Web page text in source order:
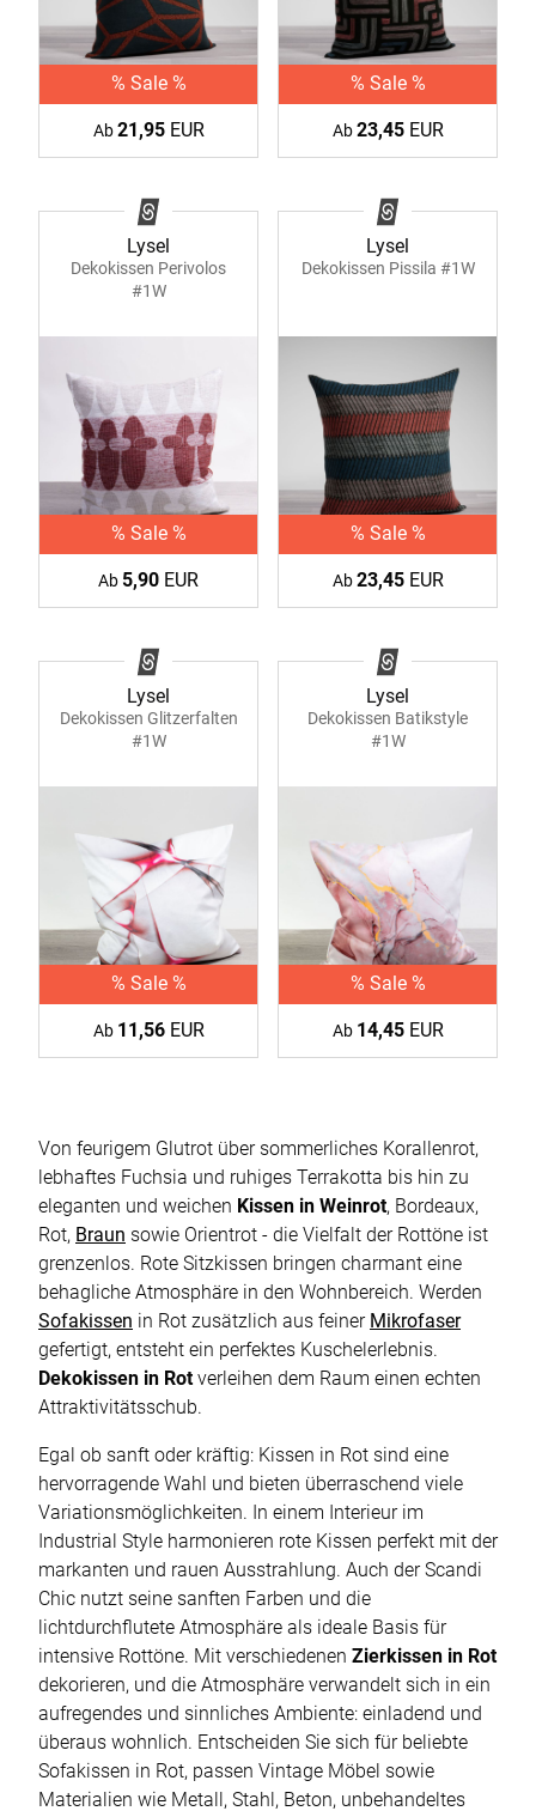
% Sale %
Ab21,95EUR
% Sale %
Ab23,45EUR
Lysel
Dekokissen Perivolos
#1W
% Sale %
Ab 5,90 EUR
Lysel
Dekokissen Pissila #1W
% Sale %
Ab23,45EUR
Lysel
Dekokissen Glitzerfalten
#1W
% Sale %
Ab 11,56EUR
Lysel
Dekokissen Batikstyle
#1W
% Sale %
Ab 14,45EUR
Von feurigem Glutrot über sommerliches Korallenrot,
lebhaftes Fuchsia und ruhiges Terrakotta bis hin zu
eleganten und weichen Kissen in Weinrot, Bordeaux,
Rot, Braun sowie Orientrot - die Vielfalt der Rottöne ist
grenzenlos. Rote Sitzkissen bringen charmant eine
behagliche Atmosphäre in den Wohnbereich. Werden
Sofakissen in Rot zusätzlich aus feiner Mikrofaser
gefertigt, entsteht ein perfektes Kuschelerlebnis.
Dekokissen in Rotverleihen dem Raum einen echten
Attraktivitätsschub.
Egal ob sanft oder kräftig: Kissen in Rot sind eine
hervorragende Wahl und bieten überraschend viele
Variationsmöglichkeiten. In einem Interieur im
Industrial Style harmonieren rote Kissen perfekt mit der
markanten und rauen Ausstrahlung. Auch der Scandi
Chic nutzt seine sanften Farben und die
lichtdurchflutete Atmosphäre als ideale Basis für
intensive Rottöne. Mit verschiedenen Zierkissen in Rot
dekorieren, und die Atmosphäre verwandelt sich in ein
aufregendes und sinnliches Ambiente: einladend und
überaus wohnlich. Entscheiden Sie sich für beliebte
Sofakissen in Rot, passen Vintage Möbel sowie
Materialien wie Metall, Stahl, Beton, unbehandeltes